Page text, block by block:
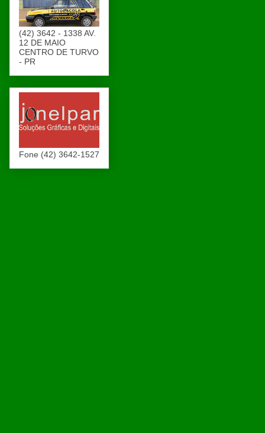
(42) 3642 - 1338 AV.
12 DE MAIO
CENTRO DE TURVO
- PR
Fone (42) 3642-1527